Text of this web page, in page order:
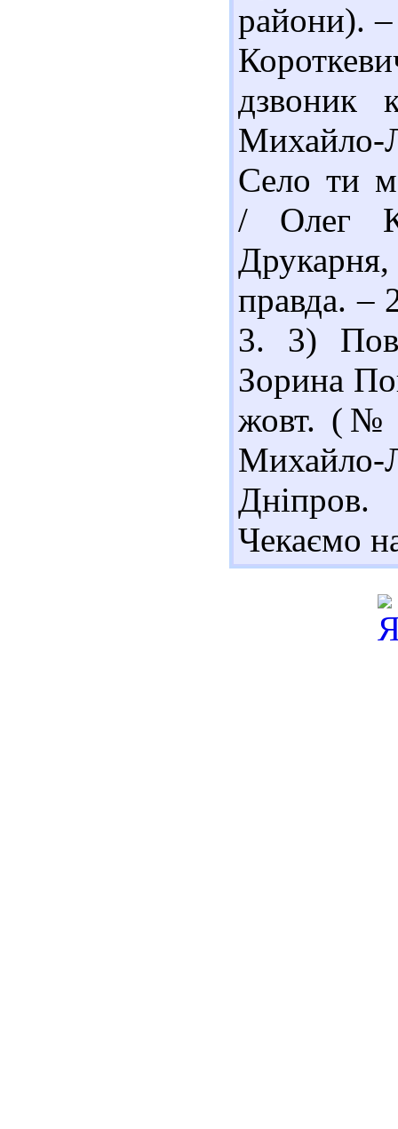
райони).
дзвоник
Михайло-
Село ти
/ Олег
правда.
3. 3)
Зорина
жовт. (№
Чекаємо